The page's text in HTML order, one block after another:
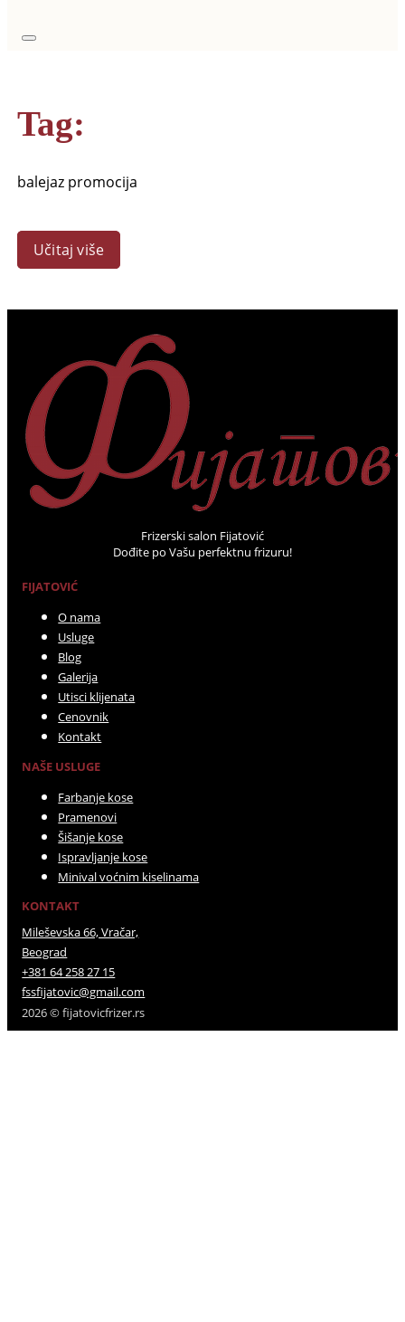
Tag:
balejaz promocija
Učitaj više
Frizerski salon Fijatović
Dođite po Vašu perfektnu frizuru!
FIJATOVIĆ
O nama
Usluge
Blog
Galerija
Utisci klijenata
Cenovnik
Kontakt
NAŠE USLUGE
Farbanje kose
Pramenovi
Šišanje kose
Ispravljanje kose
Minival voćnim kiselinama
KONTAKT
Mileševska 66, Vračar,
Beograd
+381 64 258 27 15
fssfijatovic@gmail.com
2026 © fijatovicfrizer.rs